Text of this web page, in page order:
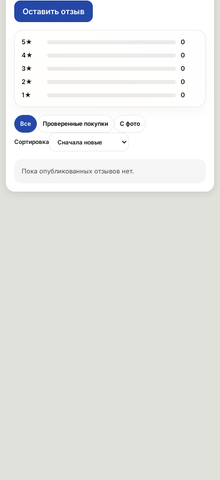
Оставить отзыв
5★
0
4★
0
3★
0
2★
0
1★
0
Все Проверенные покупки С фото
Сортировка
Пока опубликованных отзывов нет.